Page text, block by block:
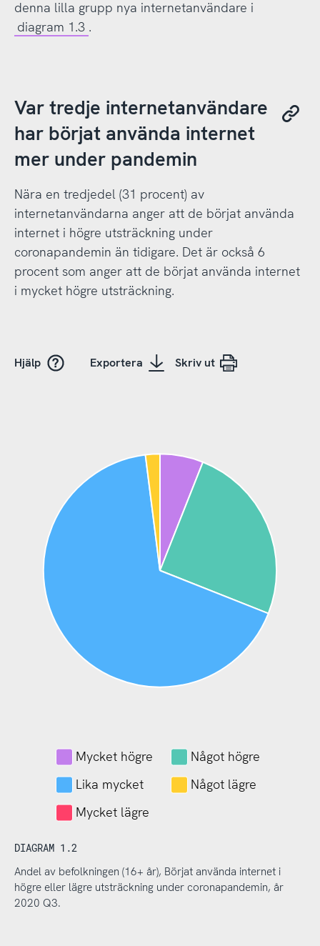
denna lilla grupp nya internetanvändare i
diagram 1.3 .
Var tredje internetanvändare
har börjat använda internet
mer under pandemin
Nära en tredjedel (31 procent) av
internetanvändarna anger att de börjat använda
internet i högre utsträckning under
coronapandemin än tidigare. Det är också 6
procent som anger att de börjat använda internet
i mycket högre utsträckning.
Hjälp Exportera Skriv ut
Mycket högre
Något högre
Lika mycket
Något lägre
Mycket lägre
DIAGRAM 1.2
Andel av befolkningen (16+ år), Börjat använda internet i
högre eller lägre utsträckning under coronapandemin, år
2020 Q3.